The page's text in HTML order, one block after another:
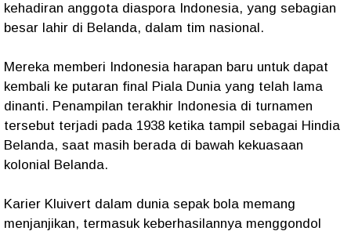
kehadiran anggota diaspora Indonesia, yang sebagian
besar lahir di Belanda, dalam tim nasional.
Mereka memberi Indonesia harapan baru untuk dapat
kembali ke putaran final Piala Dunia yang telah lama
dinanti. Penampilan terakhir Indonesia di turnamen
tersebut terjadi pada 1938 ketika tampil sebagai Hindia
Belanda, saat masih berada di bawah kekuasaan
kolonial Belanda.
Karier Kluivert dalam dunia sepak bola memang
menjanjikan, termasuk keberhasilannya menggondol